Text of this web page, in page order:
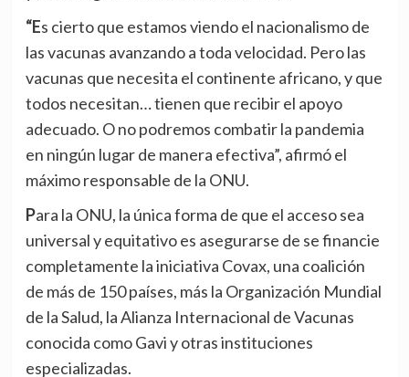
“Es cierto que estamos viendo el nacionalismo de
las vacunas avanzando a toda velocidad. Pero las
vacunas que necesita el continente africano, y que
todos necesitan… tienen que recibir el apoyo
adecuado. O no podremos combatir la pandemia
en ningún lugar de manera efectiva”, afirmó el
máximo responsable de la ONU.
Para la ONU, la única forma de que el acceso sea
universal y equitativo es asegurarse de se financie
completamente la iniciativa Covax, una coalición
de más de 150 países, más la Organización Mundial
de la Salud, la Alianza Internacional de Vacunas
conocida como Gavi y otras instituciones
especializadas.